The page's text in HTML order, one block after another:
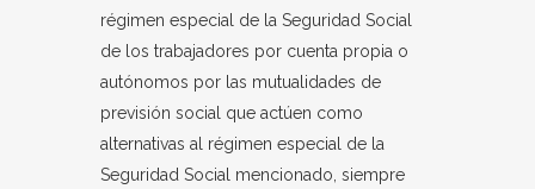
régimen especial de la Seguridad Social
de los trabajadores por cuenta propia o
autónomos por las mutualidades de
previsión social que actúen como
alternativas al régimen especial de la
Seguridad Social mencionado, siempre